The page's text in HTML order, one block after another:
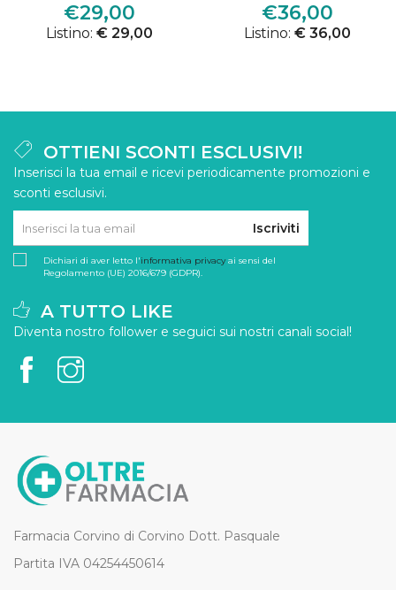
€29,00
Listino: € 29,00
€36,00
Listino: € 36,00
OTTIENI SCONTI ESCLUSIVI!
Inserisci la tua email e ricevi periodicamente promozioni e
sconti esclusivi.
Iscriviti
Dichiari di aver letto l'informativa privacyai sensi del
Regolamento (UE) 2016/679 (GDPR).
A TUTTO LIKE
Diventa nostro follower e seguici sui nostri canali social!
Farmacia Corvino di Corvino Dott. Pasquale
Partita IVA 04254450614